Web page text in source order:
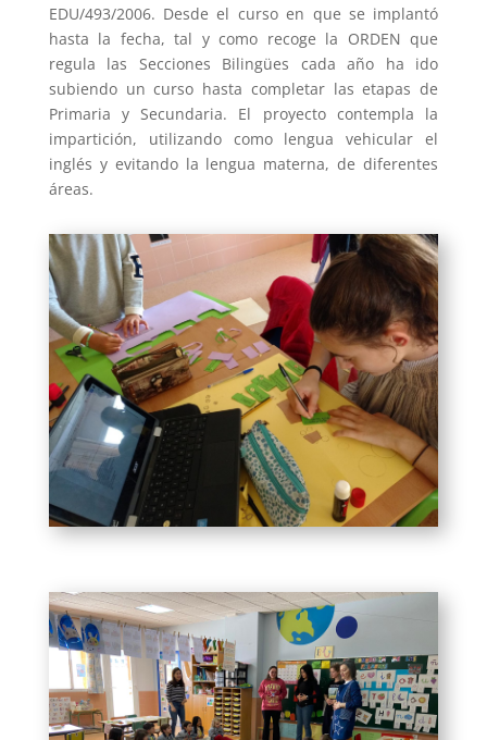
EDU/493/2006. Desde el curso en que se implantó
hasta la fecha, tal y como recoge la ORDEN que
regula las Secciones Bilingües cada año ha ido
subiendo un curso hasta completar las etapas de
Primaria y Secundaria. El proyecto contempla la
impartición, utilizando como lengua vehicular el
inglés y evitando la lengua materna, de diferentes
áreas.